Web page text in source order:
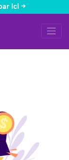
ici ->